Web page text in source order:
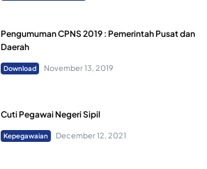
Pengumuman CPNS 2019 : Pemerintah Pusat dan
Daerah
Download November 13, 2019
Cuti Pegawai Negeri Sipil
Kepegawaian December 12, 2021